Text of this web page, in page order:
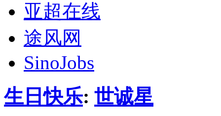
亚超在线
途风网
SinoJobs
生日快乐: 世诚星